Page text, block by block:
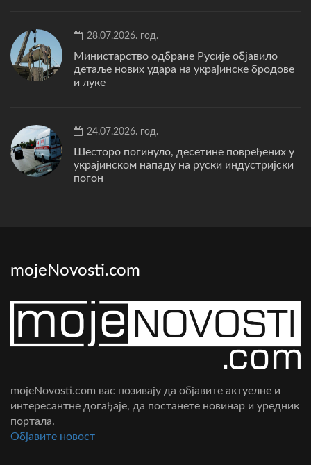
28.07.2026. год.
Министарство одбране Русије објавило
детаље нових удара на украјинске бродове
и луке
24.07.2026. год.
Шесторо погинуло, десетине повређених у
украјинском нападу на руски индустријски
погон
mojeNovosti.com
mojeNovosti.com вас позивају да објавите актуелне и
интересантне догађаје, да постанете новинар и уредник
портала.
Oбјавите новост